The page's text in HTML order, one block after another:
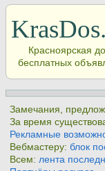
Красноярская
бесплатных
Замечания,
За время
Рекламные
Вебмастеру:блок
Всем:лента